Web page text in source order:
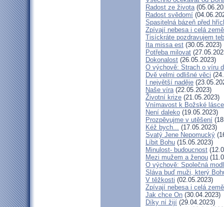
Radost ze života
Radost svědomí
Spasitelná bázeň před
Zpívají nebesa i celá země
Tisíckráte pozdravujem
Ita missa est (30.05.2023)
Potřeba milovat
Dokonalost (26.05.2023)
O výchově: Strach o víru
Dvě velmi odlišné věci
I největší naděje
Naše víra(22.05.2023)
Životní krize (21.05.2023)
Vnímavost k Božské
Není daleko (19.05.2023)
Prozpěvujme v utěšení
Kéž bych... (17.05.2023)
Svatý Jene Nepomucký
Líbit Bohu (15.05.2023)
Minulost- budoucnost
Mezi mužem a ženou
O výchově: Společná
Sláva buď muži, který
V těžkosti (02.05.2023)
Zpívají nebesa i celá země
Jak chce On (30.04.2023)
Díky ní žijí (29.04.2023)